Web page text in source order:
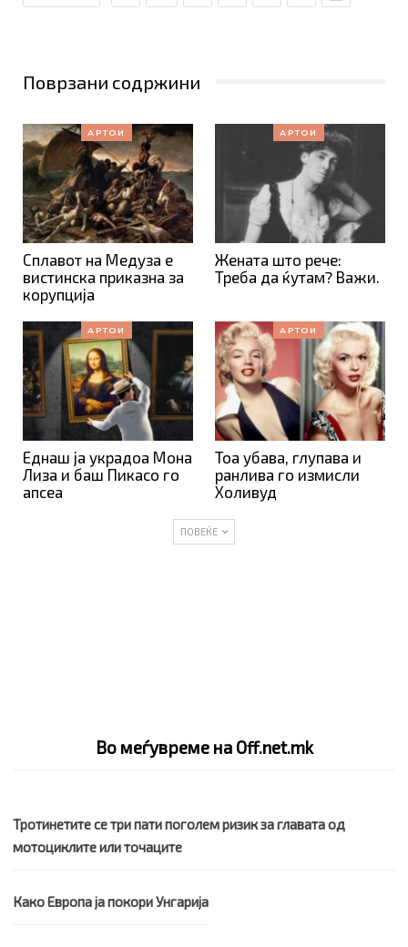
Поврзани содржини
АРТОИ
Сплавот на Медуза е
вистинска приказна за
корупција
АРТОИ
Жената што рече:
Треба да ќутам? Важи.
АРТОИ
Еднаш ја украдоа Мона
Лиза и баш Пикасо го
апсеа
АРТОИ
Тоа убава, глупава и
ранлива го измисли
Холивуд
ПОВЕЌЕ
Во меѓувреме на Off.net.mk
Тротинетите се три пати поголем ризик за главата од
мотоциклите или точаците
Како Европа ја покори Унгарија